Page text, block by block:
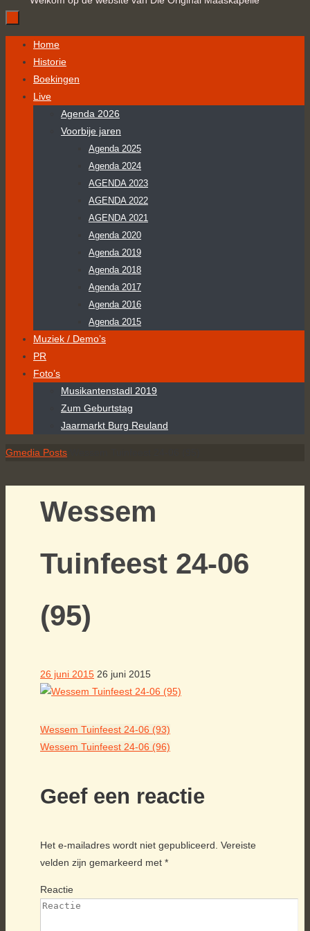
naar
inhoud
Home
Historie
Boekingen
Live
Agenda 2026
Voorbije jaren
Agenda 2025
Agenda 2024
AGENDA 2023
AGENDA 2022
AGENDA 2021
Agenda 2020
Agenda 2019
Agenda 2018
Agenda 2017
Agenda 2016
Agenda 2015
Muziek / Demo’s
PR
Foto’s
Musikantenstadl 2019
Zum Geburtstag
Jaarmarkt Burg Reuland
Home
Gmedia Posts
Wessem
Tuinfeest 24-06
(95)
26 juni 2015 26 juni 2015
Wessem Tuinfeest 24-06 (93)
Wessem Tuinfeest 24-06 (96)
Geef een reactie
Het e-mailadres wordt niet gepubliceerd. Vereiste
velden zijn gemarkeerd met *
Reactie